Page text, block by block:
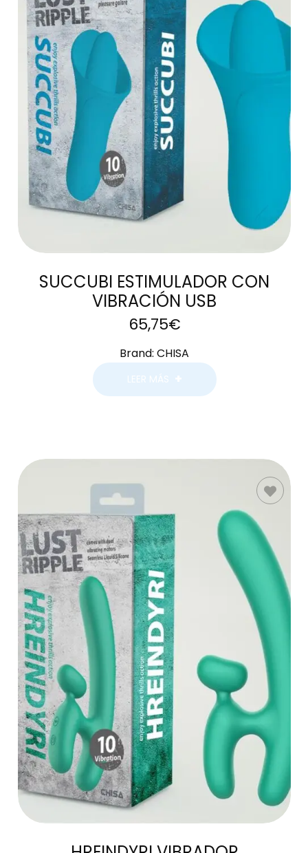
LEER MÁS
SUCCUBI ESTIMULADOR CON
VIBRACIÓN USB
65,75€
Brand: CHISA
LEER MÁS
LEER MÁS